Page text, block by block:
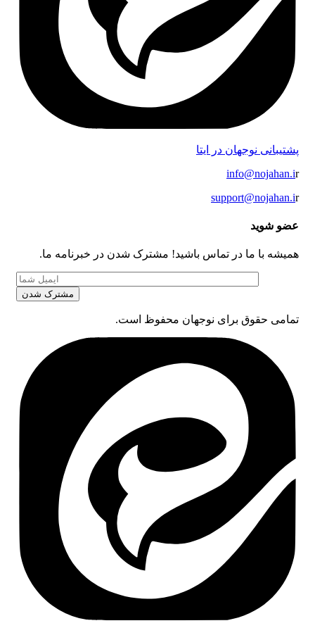
پشتیبانی نوجهان در ایتا
info@nojahan.ir
support@nojahan.ir
عضو شوید
همیشه با ما در تماس باشید! مشترک شدن در خبرنامه ما.
تمامی حقوق برای نوجهان محفوظ است.